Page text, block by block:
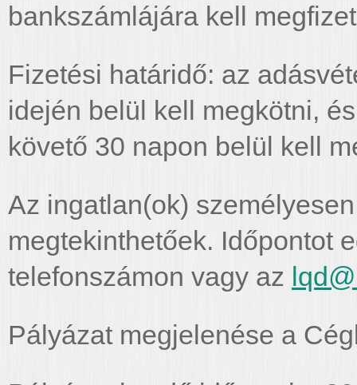
bankszámlájára kell
Fizetési határidő: az
idején belül kell megkötni,
követő 30 napon belül kell
Az ingatlan(ok)
megtekinthetőek. Időpontot
telefonszámon vagy az
Pályázat megjelenése a